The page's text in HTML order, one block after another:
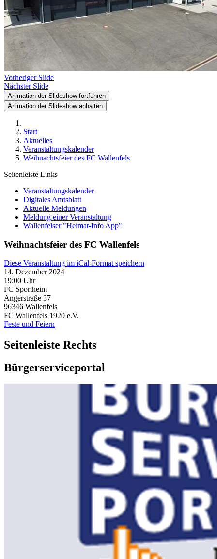
Vorheriger Slide
Nächster Slide
Animation der Slideshow fortführen
Animation der Slideshow anhalten
Start
Aktuelles
Veranstaltungskalender
Weihnachtsfeier des FC Wallenfels
Seitenleiste Links
Veranstaltungskalender
Digitales Amtsblatt
Aktuelle Meldungen
Meldung einer Veranstaltung
Wallenfelser "Heimat-Info App"
Weihnachtsfeier des FC Wallenfels
Diese Veranstaltung im iCal-Format speichern
14. Dezember 2024
19:00 Uhr
FC Sportheim
Angerstraße 37
96346 Wallenfels
FC Wallenfels 1920 e.V.
Feste und Feiern
Seitenleiste Rechts
Bürgerserviceportal